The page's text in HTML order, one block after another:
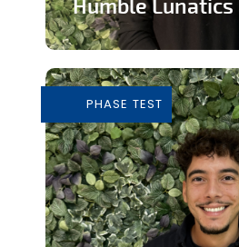
Humble Lunatics
éthique
En savoir plus
PHASE TEST